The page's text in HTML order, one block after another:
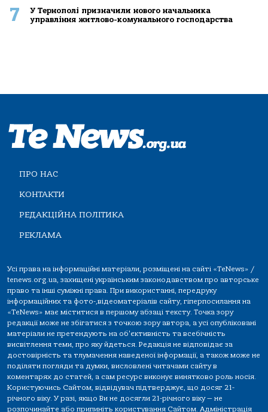
7
У Тернополі призначили нового начальника
управління житлово-комунального господарства
ПРО НАС
КОНТАКТИ
РЕДАКЦІЙНА ПОЛІТИКА
РЕКЛАМА
Усі права на інформаційні матеріали, розміщені на сайті «TeNews» /
tenews.org.ua, захищені українським законодавством про авторське
право та інші суміжні права. При використанні, передруку
інформаційних та фото-,відеоматеріалів сайту, гіперпосилання на
«TeNews» має міститися в першому абзаці тексту. Точка зору
редакції може не збігатися з точкою зору автора, а усі опубліковані
матеріали не претендують на об'єктивність та всебічність
висвітлення теми, про яку йдеться. Редакція не відповідає за
достовірність та тлумачення наведеної інформації, а також може не
поділяти погляди та думки, висловлені читачами сайту в
коментарях до статей, а сам ресурс виконує винятково роль носія.
Користуючись Сайтом, відвідувач підтверджує, що досяг 21-
річного віку. У разі, якщо Ви не досягли 21-річного віку — не
розпочинайте або припиніть користування Сайтом. Адміністрація